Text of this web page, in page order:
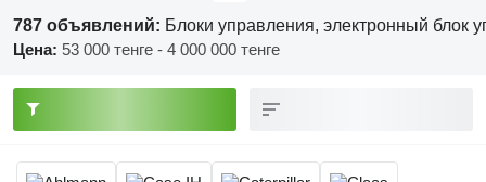
787 объявлений: Блоки управления, электронный блок
Цена: 53 000 тенге - 4 000 000 тенге